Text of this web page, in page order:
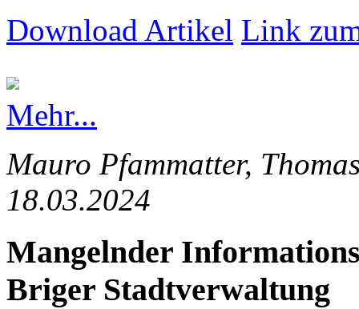
Download Artikel Link
Mehr...
Mauro Pfammatter,
18.03.2024
Mangelnder
Briger Stadtverwaltung